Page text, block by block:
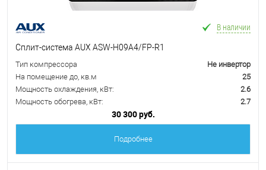
В наличии
Сплит-система AUX ASW-H09A4/FP-R1
Тип компрессора
Не инвертор
На помещение до, кв.м
25
Мощность охлаждения, кВт:
2.6
Мощность обогрева, кВт:
2.7
30 300 руб.
Подробнее